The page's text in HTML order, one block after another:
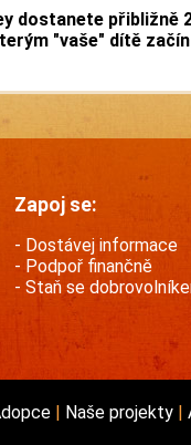
dostanete přibližně
"vaše" dítě
Zapoj se:
Dostávej informace
Podpoř finančně
Staň se
Naše projekty